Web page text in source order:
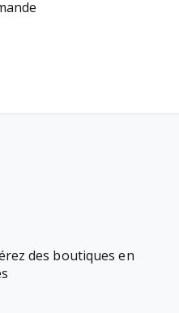
des boutiques en